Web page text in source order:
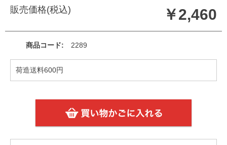
販売価格(税込) ￥2,460
商品コード 2289
荷造送料600円